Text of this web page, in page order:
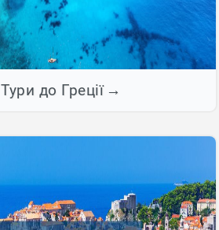
Тури до Греції